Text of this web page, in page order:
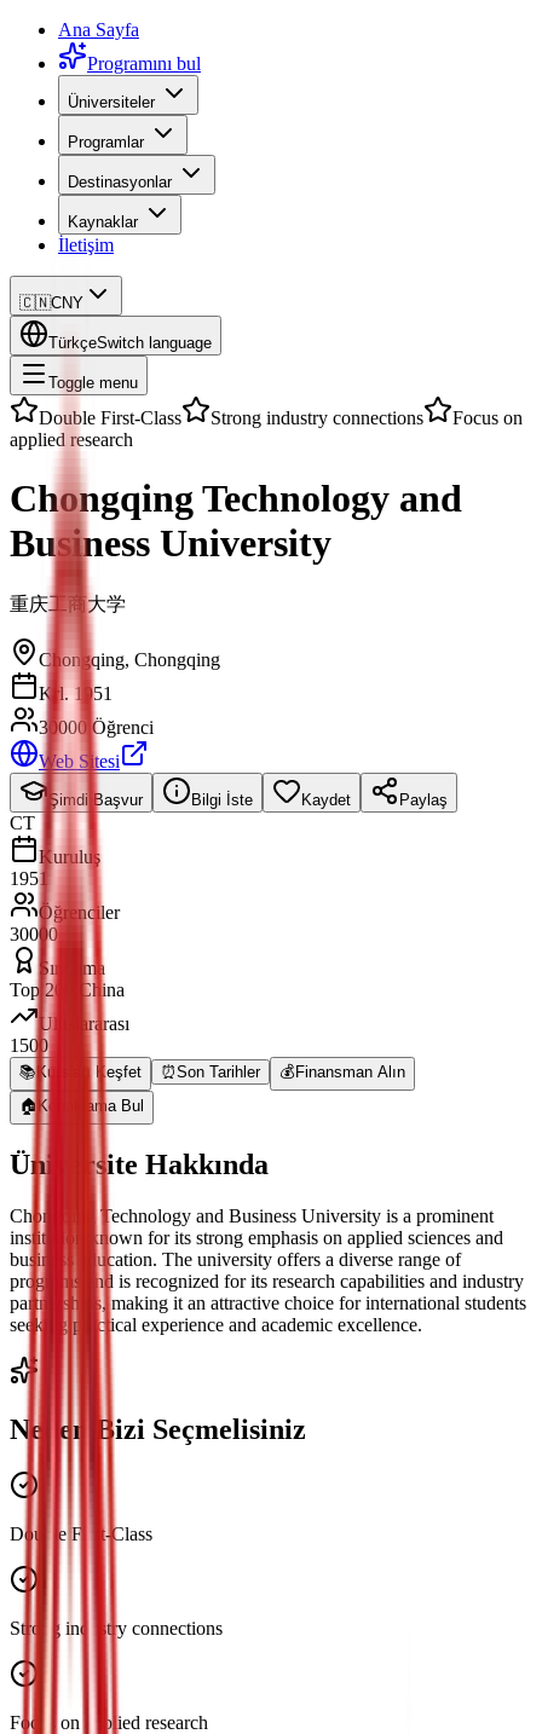
Ana Sayfa
Programını bul
Üniversiteler
Programlar
Destinasyonlar
Kaynaklar
İletişim
🇨🇳CNY
TürkçeSwitch language
Toggle menu
Double First-Class Strong industry connections
Focus on
applied research
Chongqing Technology and
Business University
重庆工商大学
Chongqing, Chongqing
Krl. 1951
30000 Öğrenci
Web Sitesi
Şimdi Başvur Bilgi İste Kaydet Paylaş
CT
Kuruluş
1951
Öğrenciler
30000
Sıralama
Top 200 China
Uluslararası
1500
📚 Kursları Keşfet ⏰Son Tarihler 💰 Finansman Alın
🏠 Konaklama Bul
Üniversite Hakkında
Chongqing Technology and Business University is a prominent
institution known for its strong emphasis on applied sciences and
business education. The university offers a diverse range of
programs and is recognized for its research capabilities and industry
partnerships, making it an attractive choice for international students
seeking practical experience and academic excellence.
Neden Bizi Seçmelisiniz
Double First-Class
Strong industry connections
Focus on applied research